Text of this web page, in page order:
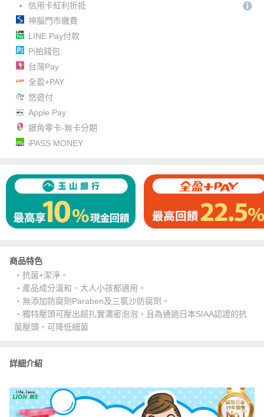
信用卡紅利折抵
神腦門市繳費
LINE Pay付款
Pi拍錢包
台灣Pay
全盈+PAY
悠遊付
Apple Pay
銀角零卡-無卡分期
iPASS MONEY
商品特色
・抗菌+潔淨。
・產品成分溫和、大人小孩都適用。
・無添加防腐劑Paraben及三氯沙防腐劑。
・獨特壓頭可壓出超扎實濃密泡泡，且為通過日本SIAA認證的抗
菌壓頭，可降低細菌
詳細介紹